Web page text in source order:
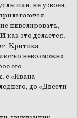
не усвоен,
нивелировать,
как это делается,
Критика
невозможно
его
с «Ивана
до «Двести